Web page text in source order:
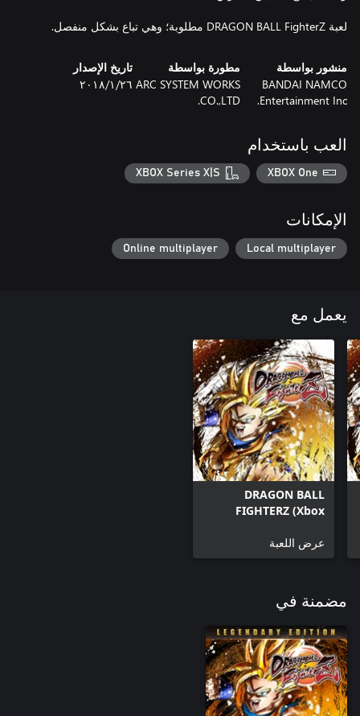
لعبة DRAGON BALL FighterZ مطلوبة؛ وهي تباع بشكل منفصل.
منشور بواسطة
BANDAI NAMCO
Entertainment Inc.
مطورة بواسطة
ARC SYSTEM WORKS
CO.,LTD.
تاريخ الإصدار
٢٦‏/١‏/٢٠١٨
العب باستخدام
XBOX One
XBOX Series X|S
الإمكانات
Local multiplayer
Online multiplayer
يعمل مع
DRAGON BALL
FIGHTERZ (Xbox
عرض اللعبة
مضمنة في